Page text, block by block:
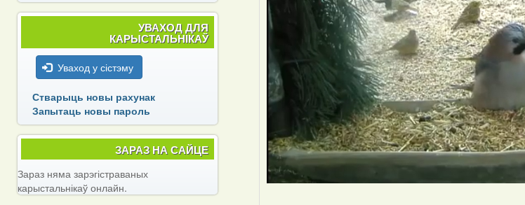
УВАХОД ДЛЯ
КАРЫСТАЛЬНІКАЎ
Уваход у сістэму
Стварыць новы рахунак
Запытаць новы пароль
ЗАРАЗ НА САЙЦЕ
Зараз няма зарэгістраваных
карыстальнікаў онлайн.